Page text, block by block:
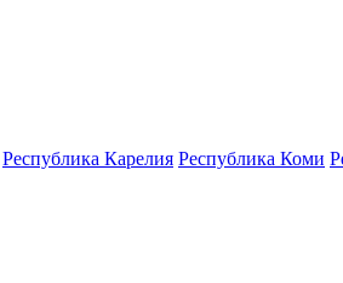
Республика Карелия Республика Коми